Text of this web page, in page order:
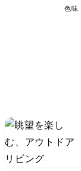
色味